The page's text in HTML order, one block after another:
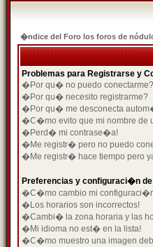
�ndice del Foro los foros de
Problemas para Registrarse y
�Por qu� no puedo conectarme?
�Por qu� necesito registrarme?
�Por qu� me desconecta
�C�mo evito que mi nombre de
�Perd� mi contrase�a!
�Me registr� pero no puedo
�Me registr� hace tiempo pero
Preferencias y configuraci�n
�C�mo cambio mi
�Los horarios son incorrectos!
�Cambi� la zona horaria y las
�Mi idioma no est� en la lista!
�C�mo muestro una imagen